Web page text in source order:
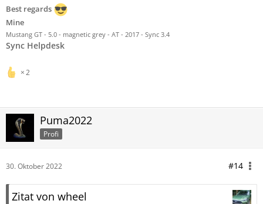
Best regards
Mine
Mustang GT - 5.0 - magnetic grey - AT - 2017 - Sync 3.4
Sync Helpdesk
2
Puma2022
Profi
30. Oktober 2022 #14
Zitat von wheel